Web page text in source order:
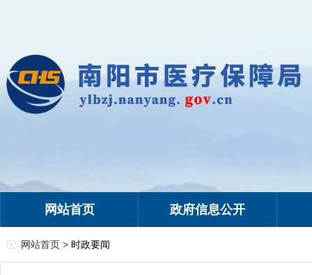
网站首页 政府信息公开
网站首页 > 时政要闻